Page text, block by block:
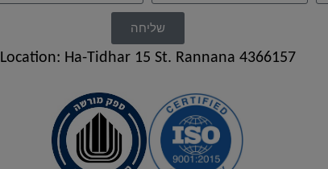
שליחה
Location: Ha-Tidhar 15 St. Rannana 4366157